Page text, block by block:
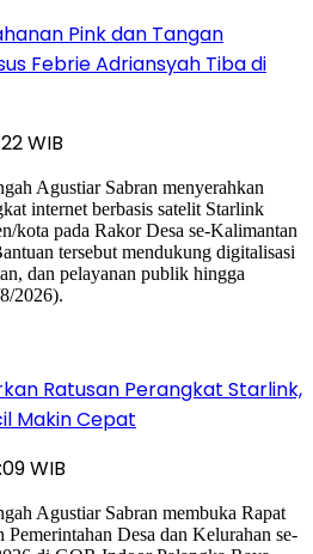
Pink dan Tangan
Febrie Adriansyah Tiba di
WIB
Ratusan Perangkat Starlink,
Makin Cepat
WIB